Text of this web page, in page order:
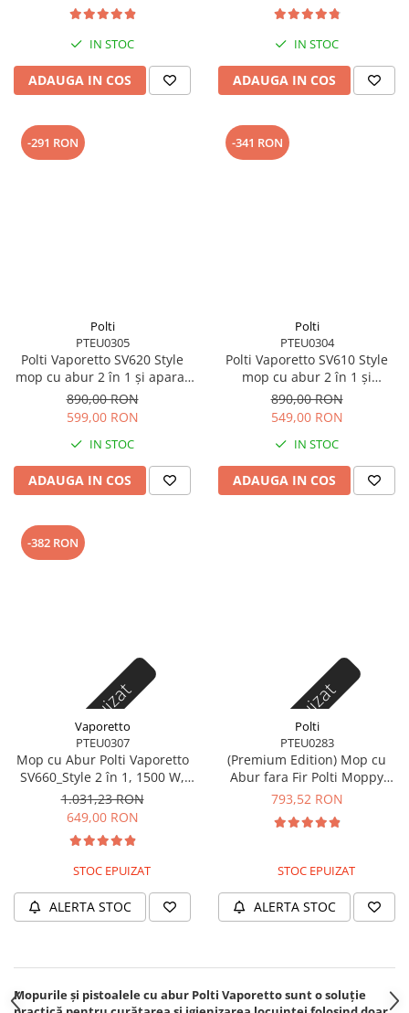
IN STOC
ADAUGA IN COS
IN STOC
ADAUGA IN COS
-291 RON
Polti
PTEU0305
Polti Vaporetto SV620 Style
mop cu abur 2 în 1 și aparat
de curățare portabil pentru
toate suprafețele
890,00 RON
599,00 RON
IN STOC
ADAUGA IN COS
-341 RON
Polti
PTEU0304
Polti Vaporetto SV610 Style
mop cu abur 2 în 1 și
curățător portabil cu funcție
Extra Steam
890,00 RON
549,00 RON
IN STOC
ADAUGA IN COS
Stoc epuizat
-382 RON
Vaporetto
PTEU0307
Mop cu Abur Polti Vaporetto
SV660_Style 2 în 1, 1500 W,
Abur Reglabil, Mâner Plută,
19 Accesorii, Autonomie
Nelimitată, Alb/Gri
1.031,23 RON
649,00 RON
STOC EPUIZAT
ALERTA STOC
Stoc epuizat
Polti
PTEU0283
(Premium Edition) Mop cu
Abur fara Fir Polti Moppy
pentru Toate Tipurile de
si Verticale, Negru
793,52 RON
STOC EPUIZAT
ALERTA STOC
Mopurile și pistoalele cu abur Polti Vaporetto sunt o soluție